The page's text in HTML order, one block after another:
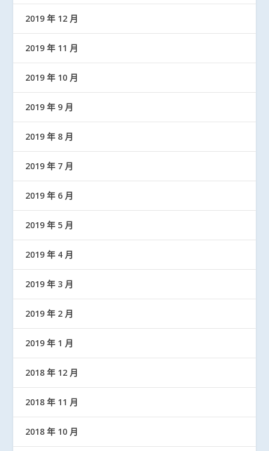
2019 年 12 月
2019 年 11 月
2019 年 10 月
2019 年 9 月
2019 年 8 月
2019 年 7 月
2019 年 6 月
2019 年 5 月
2019 年 4 月
2019 年 3 月
2019 年 2 月
2019 年 1 月
2018 年 12 月
2018 年 11 月
2018 年 10 月